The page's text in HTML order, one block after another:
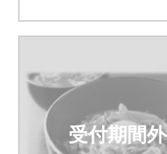
受付期間外